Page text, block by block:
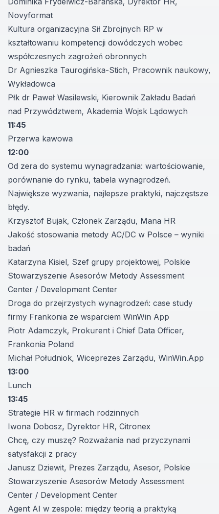
Novyformat
Kultura organizacyjna Sił Zbrojnych RP w
kształtowaniu kompetencji dowódczych wobec
współczesnych zagrożeń obronnych
Dr Agnieszka Taurogińska-Stich, Pracownik naukowy,
Wykładowca
Płk dr Paweł Wasilewski, Kierownik Zakładu Badań
nad Przywództwem, Akademia Wojsk Lądowych
11:45
Przerwa kawowa
12:00
Od zera do systemu wynagradzania: wartościowanie,
porównanie do rynku, tabela wynagrodzeń.
Największe wyzwania, najlepsze praktyki, najczęstsze
błędy.
Krzysztof Bujak, Członek Zarządu, Mana HR
Jakość stosowania metody AC/DC w Polsce – wyniki
badań
Katarzyna Kisiel, Szef grupy projektowej, Polskie
Stowarzyszenie Asesorów Metody Assessment
Center / Development Center
Droga do przejrzystych wynagrodzeń: case study
firmy Frankonia ze wsparciem WinWin App
Piotr Adamczyk, Prokurent i Chief Data Officer,
Frankonia Poland
Michał Południok, Wiceprezes Zarządu, WinWin.App
13:00
Lunch
13:45
Strategie HR w firmach rodzinnych
Iwona Dobosz, Dyrektor HR, Citronex
Chcę, czy muszę? Rozważania nad przyczynami
satysfakcji z pracy
Janusz Dziewit, Prezes Zarządu, Asesor, Polskie
Stowarzyszenie Asesorów Metody Assessment
Center / Development Center
Agent AI w zespole: między teorią a praktyką